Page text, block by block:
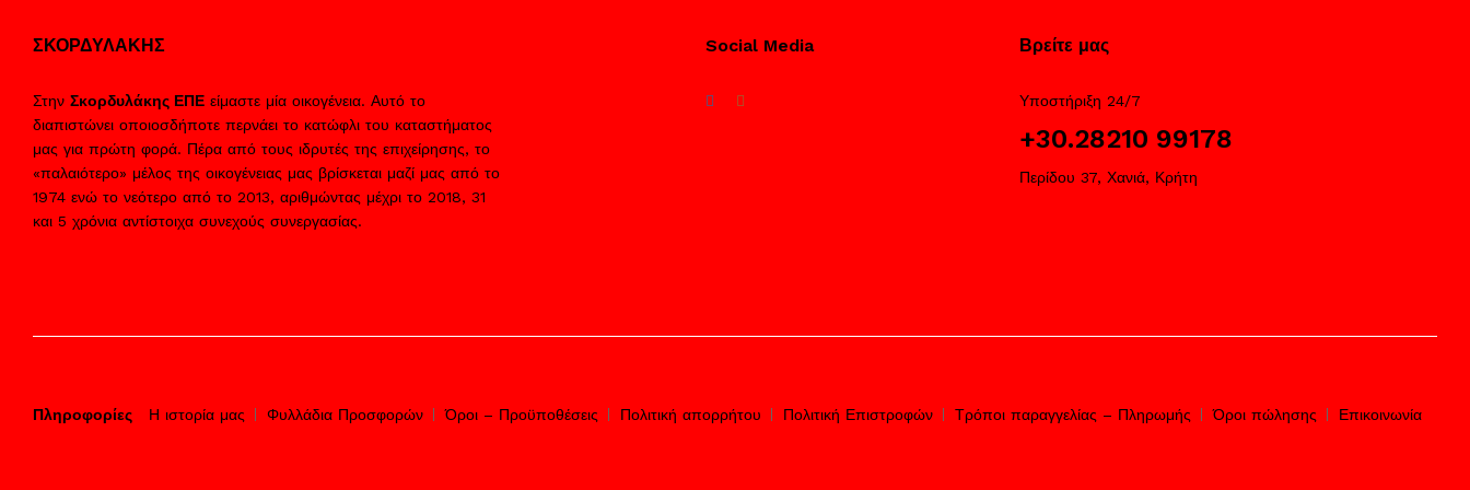
ΣΚΟΡΔΥΛΑΚΗΣ
Στην Σκορδυλάκης ΕΠΕ είμαστε μία οικογένεια. Αυτό το
διαπιστώνει οποιοσδήποτε περνάει το κατώφλι του καταστήματος
μας για πρώτη φορά. Πέρα από τους ιδρυτές της επιχείρησης, το
«παλαιότερο» μέλος της οικογένειας μας βρίσκεται μαζί μας από το
1974 ενώ το νεότερο από το 2013, αριθμώντας μέχρι το 2018, 31
και 5 χρόνια αντίστοιχα συνεχούς συνεργασίας.
Social Media Βρείτε μας
Υποστήριξη 24/7
+30.28210 99178
Περίδου 37, Χανιά, Κρήτη
Πληροφορίες Η ιστορία μας Φυλλάδια Προσφορών Όροι – Προϋποθέσεις Πολιτική απορρήτου Πολιτική Επιστροφών Τρόποι παραγγελίας – Πληρωμής Όροι πώλησης Επικοινωνία